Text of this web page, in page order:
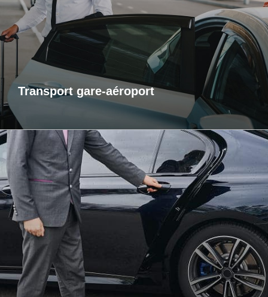
Transport gare-aéroport
aéroports. Je m’assure que vous arriviez à l’heure, sans
contrainte et dans un confort optimal. Que vous voyagiez
pour affaires ou pour le plaisir, laissez-moi gérer votre trajet
afin que vous puissiez vous concentrer sur l’essentiel : votre
voyage.
Transports inter-région
Pour vos trajets longue distance, je vous propose un service
de transport inter-régional fiable et confortable. Que ce soit
pour des raisons personnelles ou professionnelles,
bénéficiez d’un accompagnement adapté à vos besoins,
avec des trajets sûrs et sur mesure.